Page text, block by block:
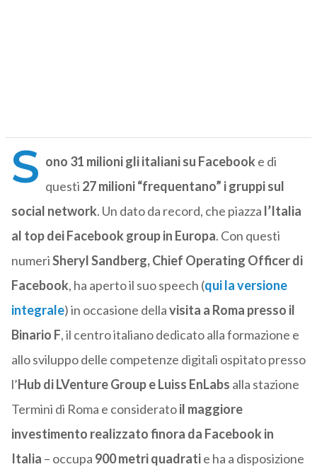
S ono 31 milioni gli italiani su Facebooke di
questi 27 milioni “frequentano” i gruppi sul
social network. Un dato da record, che piazza l’Italia
al top dei Facebook group in Europa. Con questi
numeriSheryl Sandberg, Chief Operating Officer di
Facebook, ha aperto il suo speech (qui la versione
integrale) in occasione dellavisita a Roma presso il
Binario F, il centro italiano dedicato alla formazione e
allo sviluppo delle competenze digitali ospitato presso
l’Hub di LVenture Group e Luiss EnLabs alla stazione
Termini di Roma e consideratoil maggiore
investimento realizzato finora da Facebook in
Italia – occupa 900 metri quadratie ha a disposizione